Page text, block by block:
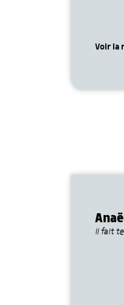
Voir la
Il fait